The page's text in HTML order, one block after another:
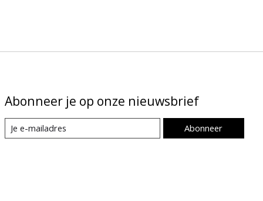
Abonneer je op onze nieuwsbrief
Abonneer